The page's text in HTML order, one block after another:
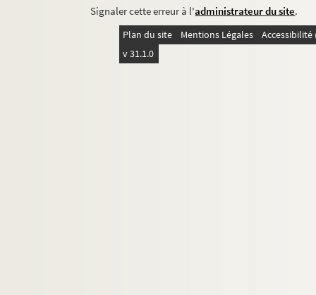
Signaler cette erreur à l'administrateur du site.
Plan du site Mentions Légales
v 31.1.0